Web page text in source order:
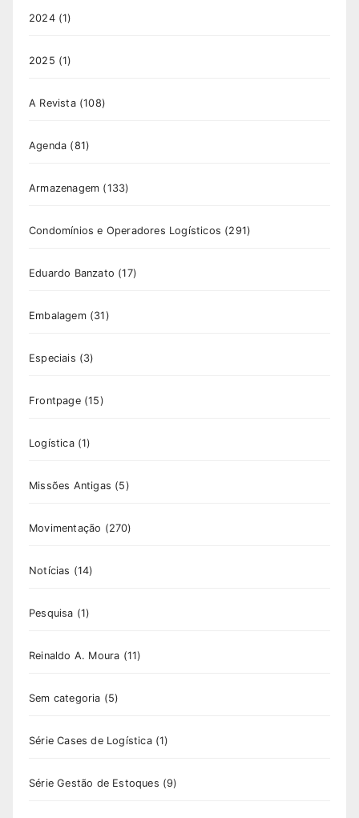
2024(1)
2025 (1)
A Revista(108)
Agenda (81)
Armazenagem (133)
Condomínios e Operadores Logísticos (291)
Eduardo Banzato (17)
Embalagem(31)
Especiais (3)
Frontpage(15)
Logística(1)
Missões Antigas (5)
Movimentação (270)
Notícias (14)
Pesquisa (1)
Reinaldo A. Moura (11)
Sem categoria (5)
Série Cases de Logística(1)
Série Gestão de Estoques (9)